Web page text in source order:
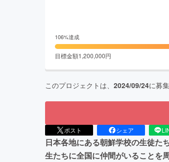
106%達成
目標金額1,200,000円
このプロジェクトは、 2024/09/24に募
ポスト シェア
日本各地にある朝鮮学校の生徒た
生たちに全国に仲間がいることを